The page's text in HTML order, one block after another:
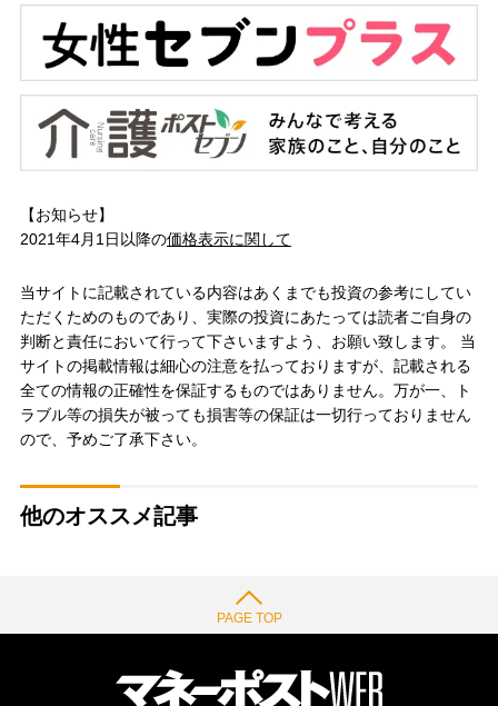
【お知らせ】
2021年4月1日以降の価格表示に関して
当サイトに記載されている内容はあくまでも投資の参考にしてい
ただくためのものであり、実際の投資にあたっては読者ご自身の
判断と責任において行って下さいますよう、お願い致します。 当
サイトの掲載情報は細心の注意を払っておりますが、記載される
全ての情報の正確性を保証するものではありません。万が一、ト
ラブル等の損失が被っても損害等の保証は一切行っておりません
ので、予めご了承下さい。
他のオススメ記事
PAGE TOP